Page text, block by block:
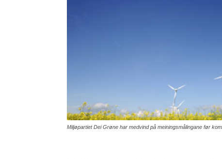
Miljøpartiet Dei Grøne har medvind på meiningsmålingane før